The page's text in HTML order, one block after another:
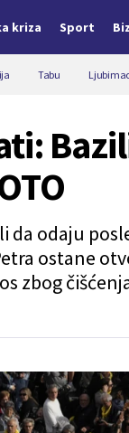
kriza Sport Biz
Tabu
da odaju
ostane
zbog